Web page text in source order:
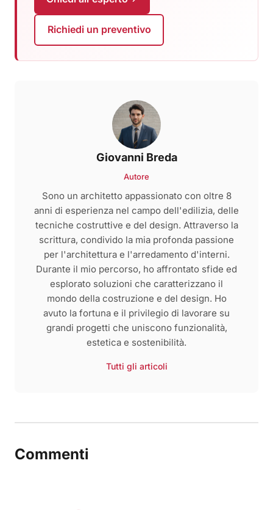
Richiedi un preventivo
Giovanni Breda
Autore
Sono un architetto appassionato con oltre 8
anni di esperienza nel campo dell'edilizia, delle
tecniche costruttive e del design. Attraverso la
scrittura, condivido la mia profonda passione
per l'architettura e l'arredamento d'interni.
Durante il mio percorso, ho affrontato sfide ed
esplorato soluzioni che caratterizzano il
mondo della costruzione e del design. Ho
avuto la fortuna e il privilegio di lavorare su
grandi progetti che uniscono funzionalità,
estetica e sostenibilità.
Tutti gli articoli
Commenti